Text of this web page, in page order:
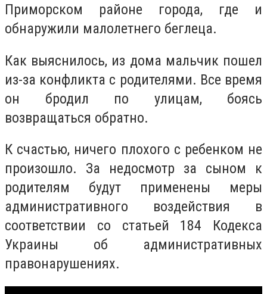
Приморском районе города, где и
обнаружили малолетнего беглеца.
Как выяснилось, из дома мальчик пошел
из-за конфликта с родителями. Все время
он бродил по улицам, боясь
возвращаться обратно.
К счастью, ничего плохого с ребенком не
произошло. За недосмотр за сыном к
родителям будут применены меры
административного воздействия в
соответствии со статьей 184 Кодекса
Украины об административных
правонарушениях.